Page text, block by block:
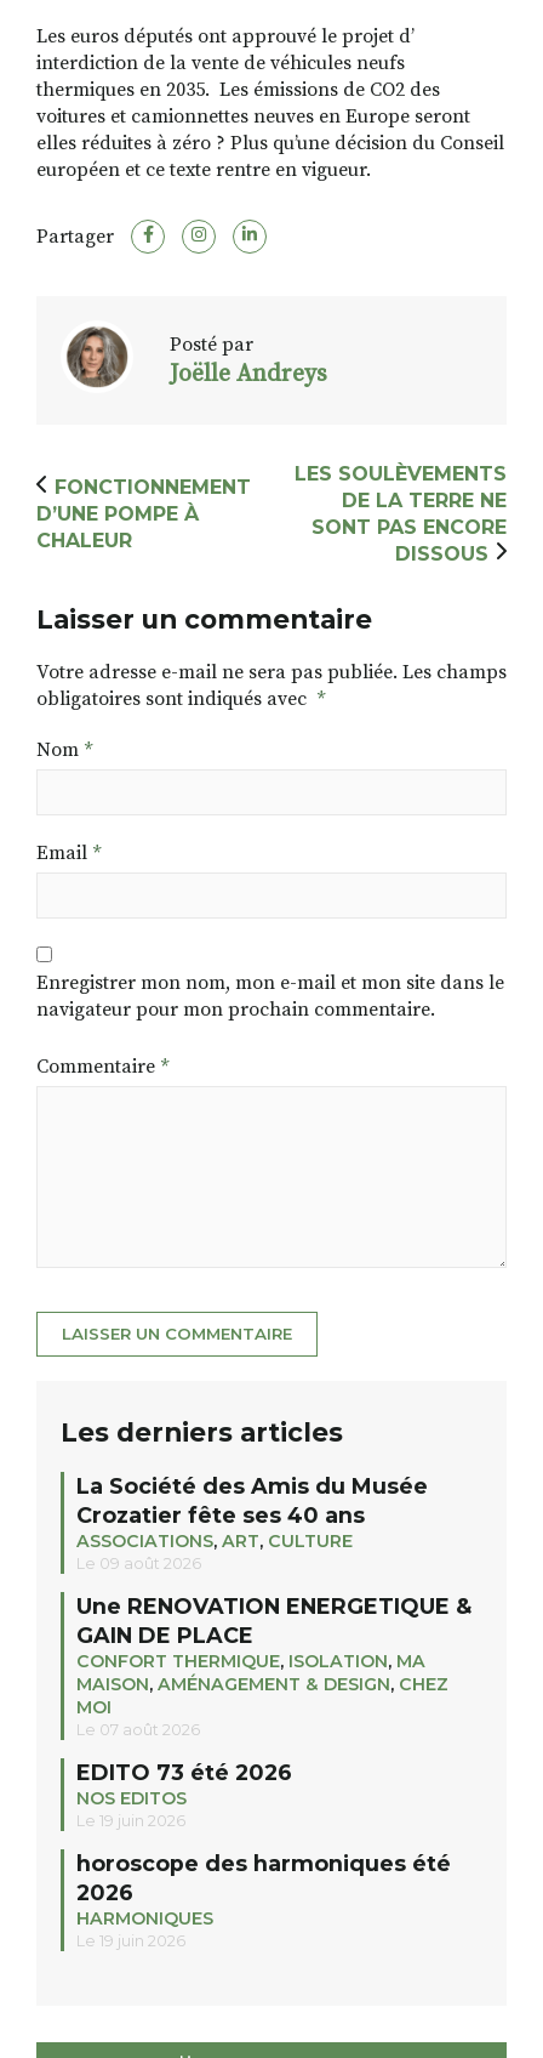
Les euros députés ont approuvé le projet d’
interdiction de la vente de véhicules neufs
thermiques en 2035. Les émissions de CO2 des
voitures et camionnettes neuves en Europe seront
elles réduites à zéro ? Plus qu’une décision du Conseil
européen et ce texte rentre en vigueur.
Partager
Posté par
Joëlle Andreys
FONCTIONNEMENT
D’UNE POMPE À
CHALEUR
LES SOULÈVEMENTS
DE LA TERRE NE
SONT PAS ENCORE
DISSOUS
Laisser un commentaire
Votre adresse e-mail ne sera pas publiée. Les champs
obligatoires sont indiqués avec *
Nom *
Email *
Enregistrer mon nom, mon e-mail et mon site dans le
navigateur pour mon prochain commentaire.
Commentaire *
Les derniers articles
La Société des Amis du Musée
Crozatier fête ses 40 ans
ASSOCIATIONS, ART, CULTURE
Le 09 août 2026
Une RENOVATION ENERGETIQUE &
GAIN DE PLACE
CONFORT THERMIQUE, ISOLATION, MA
MAISON, AMÉNAGEMENT & DESIGN, CHEZ
MOI
Le 07 août 2026
EDITO 73 été 2026
NOS EDITOS
Le 19 juin 2026
horoscope des harmoniques été
2026
HARMONIQUES
Le 19 juin 2026